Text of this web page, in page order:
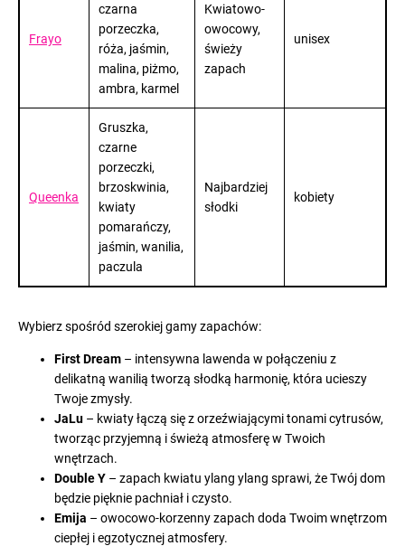
Frayo
czarna
porzeczka,
róża, jaśmin,
malina, piżmo,
ambra, karmel
Kwiatowo-
owocowy,
świeży
zapach
unisex
Queenka
Gruszka,
czarne
porzeczki,
brzoskwinia,
kwiaty
pomarańczy,
jaśmin, wanilia,
paczula
Najbardziej
słodki
kobiety
Wybierz spośród szerokiej gamy zapachów:
First Dream – intensywna lawenda w połączeniu z
delikatną wanilią tworzą słodką harmonię, która ucieszy
Twoje zmysły.
JaLu – kwiaty łączą się z orzeźwiającymi tonami cytrusów,
tworząc przyjemną i świeżą atmosferę w Twoich
wnętrzach.
Double Y – zapach kwiatu ylang ylang sprawi, że Twój dom
będzie pięknie pachniał i czysto.
Emija – owocowo-korzenny zapach doda Twoim wnętrzom
ciepłej i egzotycznej atmosfery.